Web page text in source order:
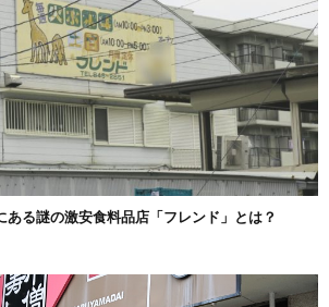
ある謎の激安食料品店「フレンド」とは？